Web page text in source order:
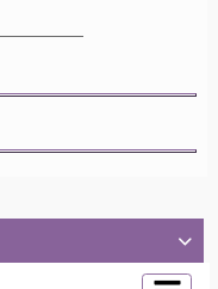
